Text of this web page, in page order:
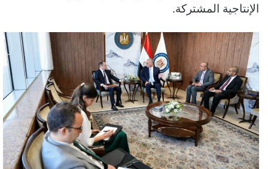
الإنتاجية المشتركة.